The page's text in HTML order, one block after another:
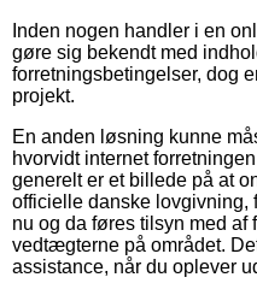
Inden nogen handler i en
gøre sig bekendt med
forretningsbetingelser, dog
projekt.
En anden løsning kunne
hvorvidt internet
generelt er et billede på at
officielle danske lovgivning,
nu og da føres tilsyn med af
vedtægterne på området.
assistance, når du oplever